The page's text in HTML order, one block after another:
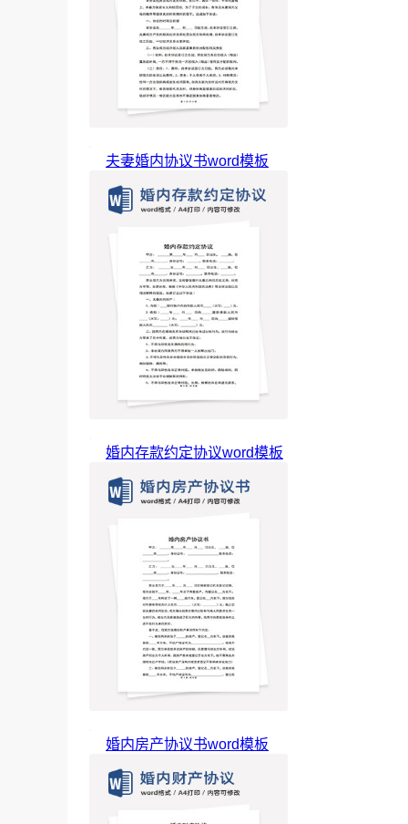
夫妻婚内协议书word模板
婚内存款约定协议word模板
婚内房产协议书word模板